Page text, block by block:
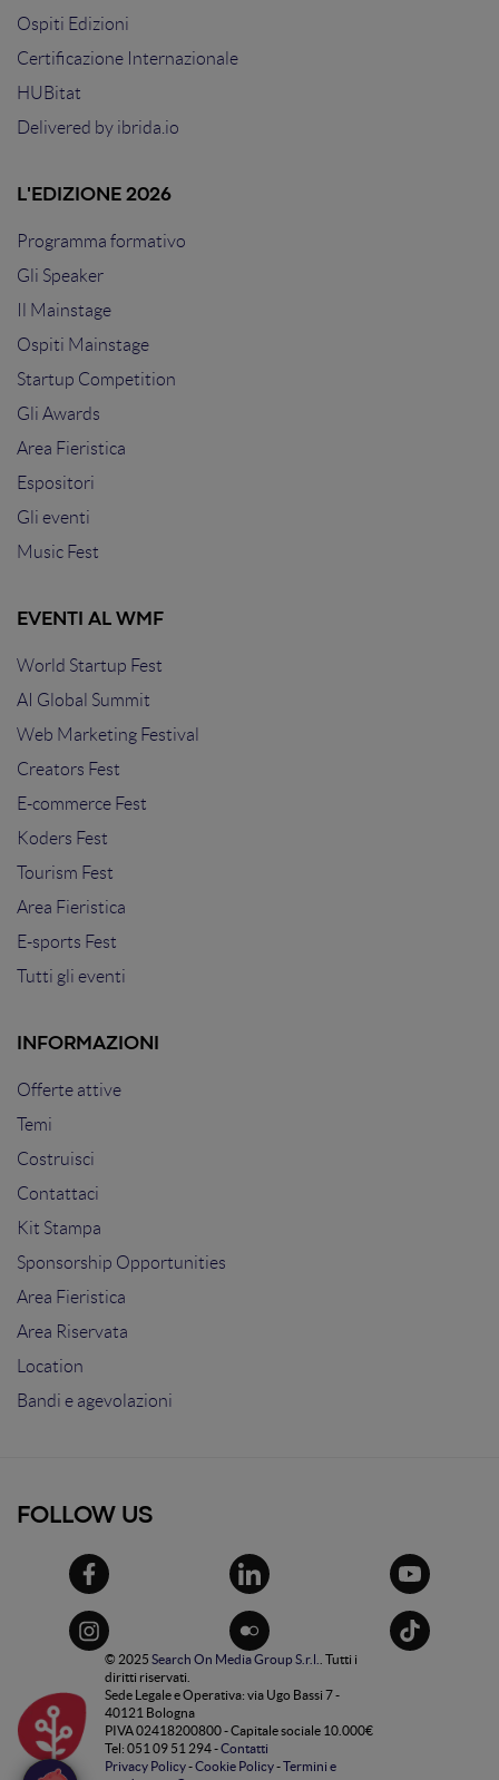
Ospiti Edizioni
Certificazione Internazionale
HUBitat
Delivered by ibrida.io
L'EDIZIONE 2026
Programma formativo
Gli Speaker
Il Mainstage
Ospiti Mainstage
Startup Competition
Gli Awards
Area Fieristica
Espositori
Gli eventi
Music Fest
EVENTI AL WMF
World Startup Fest
AI Global Summit
Web Marketing Festival
Creators Fest
E-commerce Fest
Koders Fest
Tourism Fest
Area Fieristica
E-sports Fest
Tutti gli eventi
INFORMAZIONI
Offerte attive
Temi
Costruisci
Contattaci
Kit Stampa
Sponsorship Opportunities
Area Fieristica
Area Riservata
Location
Bandi e agevolazioni
FOLLOW US
© 2025 Search On Media Group S.r.l.
. Tutti i
diritti riservati.
Sede Legale e Operativa: via Ugo Bassi 7 -
40121 Bologna
PIVA 02418200800 - Capitale sociale 10.000€
Tel: 051 09 51 294 -Contatti
Privacy Policy-Cookie Policy-Termini e